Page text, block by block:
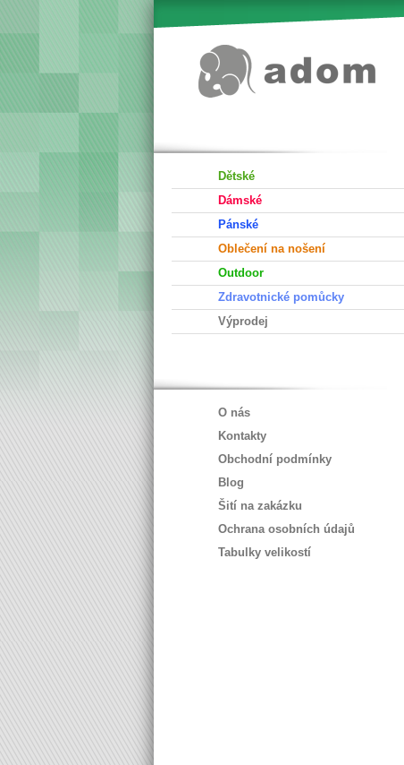
Dětské
Dámské
Pánské
Oblečení na nošení
Outdoor
Zdravotnické pomůcky
Výprodej
O nás
Kontakty
Obchodní podmínky
Blog
Šití na zakázku
Ochrana osobních údajů
Tabulky velikostí